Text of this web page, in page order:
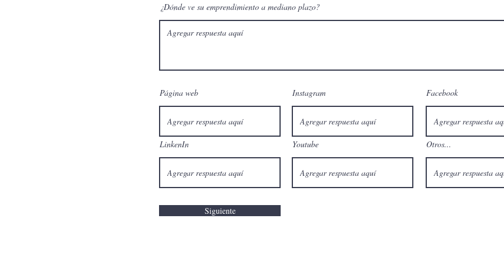
¿Dónde ve su emprendimiento a mediano plazo?
Página web
LinkenIn
Instagram
Youtube
Facebook
Otros...
Siguiente